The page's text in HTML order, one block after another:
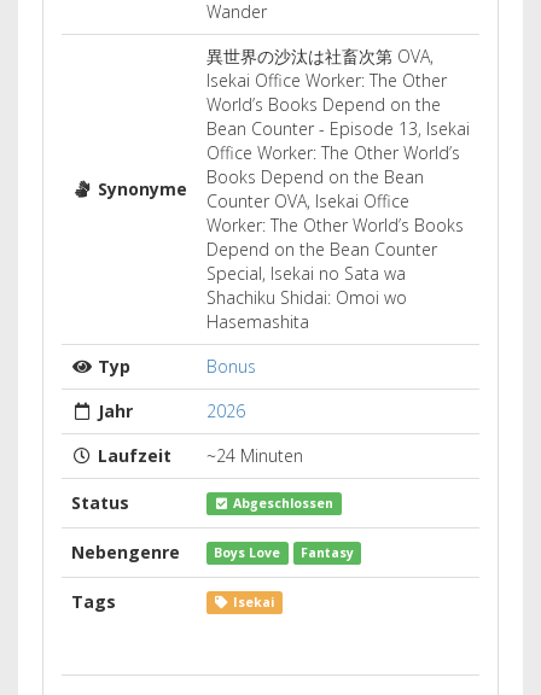
Wander
Synonyme
異世界の沙汰は社畜次第 OVA,
Isekai Office Worker: The Other
World’s Books Depend on the
Bean Counter - Episode 13, Isekai
Office Worker: The Other World’s
Books Depend on the Bean
Counter OVA, Isekai Office
Worker: The Other World’s Books
Depend on the Bean Counter
Special, Isekai no Sata wa
Shachiku Shidai: Omoi wo
Hasemashita
Typ
Bonus
Jahr
2026
Laufzeit
~24 Minuten
Status Abgeschlossen
Nebengenre Boys Love Fantasy
Tags Isekai